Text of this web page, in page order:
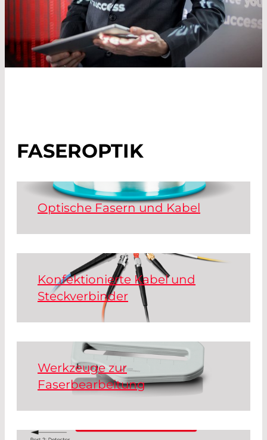
FASEROPTIK
Optische Fasern und Kabel
Read More
Konfektionierte Kabel und
Steckverbinder
Read More
Werkzeuge zur
Faserbearbeitung
Wir bieten Werkzeuge für eine Vielzahl
Faserbearbeitung: Dazu gehören das